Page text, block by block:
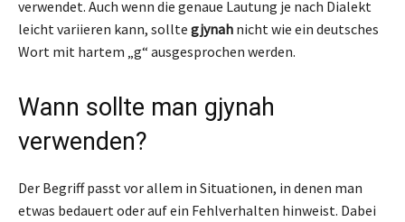
verwendet. Auch wenn die genaue Lautung je nach Dialekt
leicht variieren kann, sollte gjynah nicht wie ein deutsches
Wort mit hartem „g“ ausgesprochen werden.
Wann sollte man gjynah
verwenden?
Der Begriff passt vor allem in Situationen, in denen man
etwas bedauert oder auf ein Fehlverhalten hinweist. Dabei